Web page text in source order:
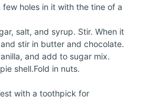
holes in it with the tine of a
salt, and syrup. Stir. When it
stir in butter and chocolate.
and add to sugar mix.
shell.Fold in nuts.
with a toothpick for